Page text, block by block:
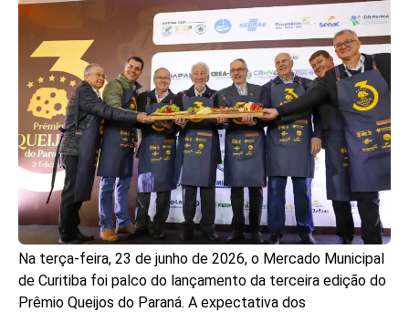
Na terça-feira, 23 de junho de 2026, o Mercado Municipal
de Curitiba foi palco do lançamento da terceira edição do
Prêmio Queijos do Paraná. A expectativa dos